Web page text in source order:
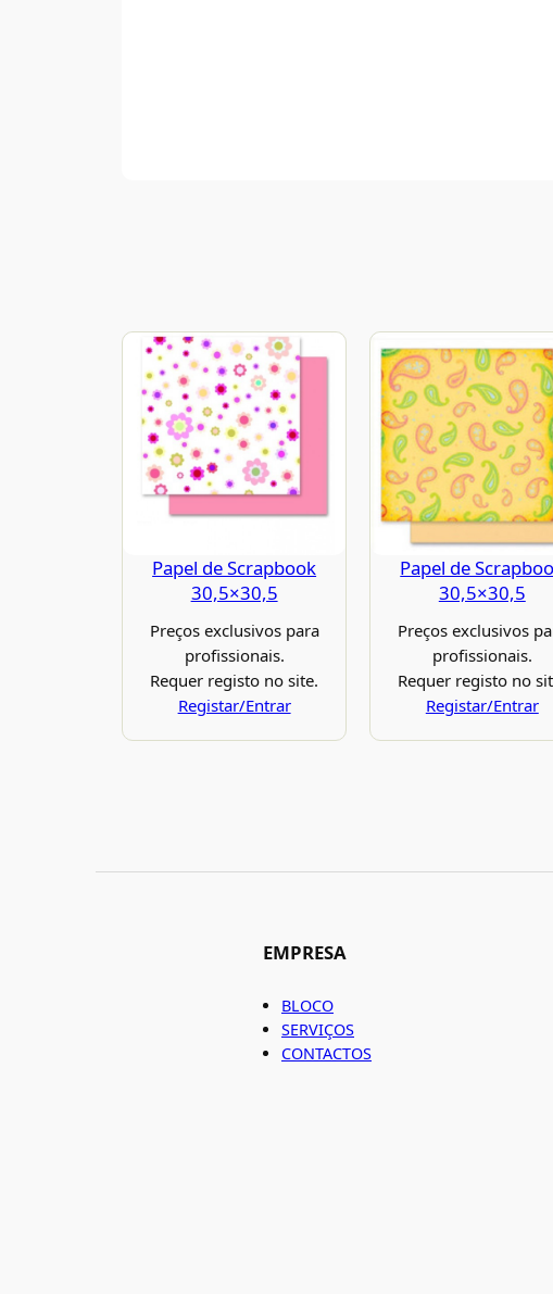
Papel de Scrapbook
30,5×30,5
Preços exclusivos para
profissionais.
Requer registo no site.
Registar/Entrar
Papel de
30,5×30,5
Preços exclusivos
profissionais.
Requer registo no
Registar/Entrar
EMPRESA
BLOCO
SERVIÇOS
CONTACTOS